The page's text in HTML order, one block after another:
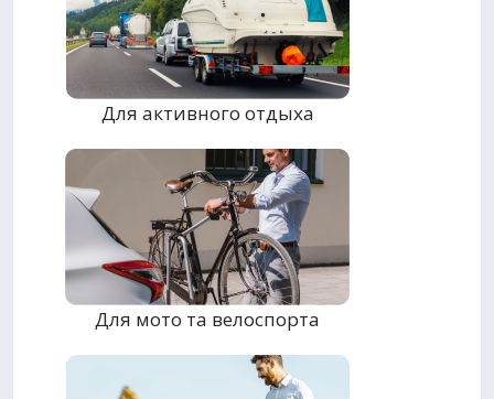
Для активного отдыха
Для мото та велоспорта